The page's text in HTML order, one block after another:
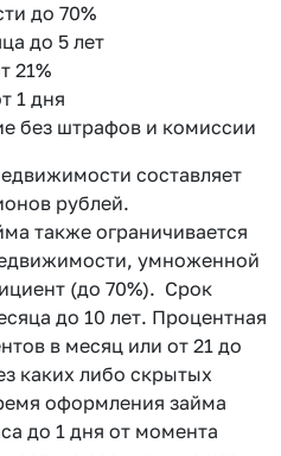
до 70%
до 5 лет
21%
1 дня
без штрафов и комиссии
составляет
рублей.
также ограничивается
умноженной
(до 70%). Срок
до 10 лет. Процентная
в месяц или от 21 до
каких либо скрытых
оформления займа
до 1 дня от момента